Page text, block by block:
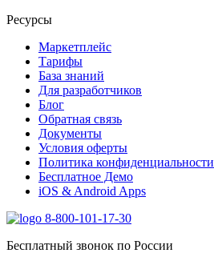
Ресурсы
Маркетплейс
Тарифы
База знаний
Для разработчиков
Блог
Обратная связь
Документы
Условия оферты
Политика конфиденциальности
Бесплатное Демо
iOS & Android Apps
8-800-101-17-30
Бесплатный звонок по России